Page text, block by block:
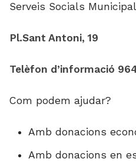
Serveis Socials
Pl.Sant Antoni, 19
Telèfon d’informació
Com podem ajudar?
Amb donacions
Amb donacions en